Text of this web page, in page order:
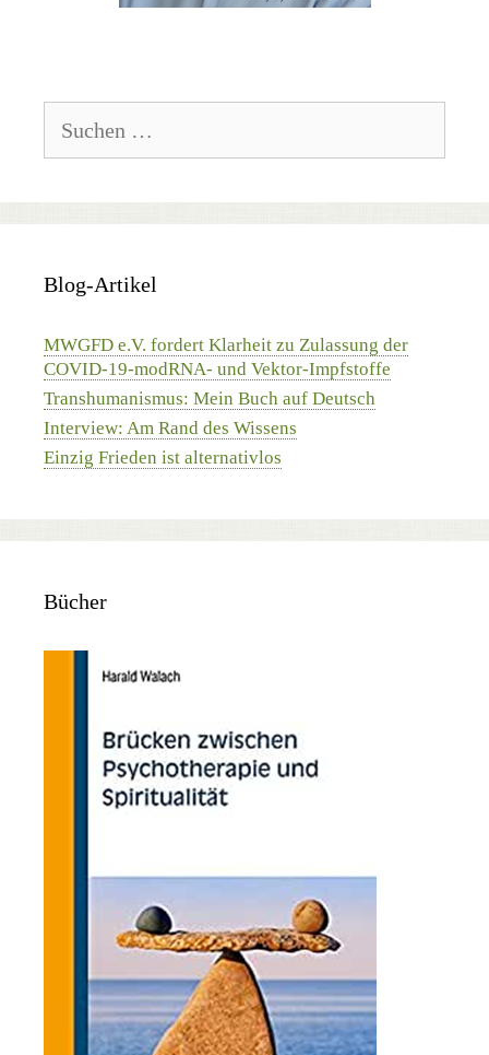
nach:
Blog-Artikel
MWGFD e.V. fordert Klarheit zu Zulassung der
COVID-19-modRNA- und Vektor-Impfstoffe
Transhumanismus: Mein Buch auf Deutsch
Interview: Am Rand des Wissens
Einzig Frieden ist alternativlos
Bücher